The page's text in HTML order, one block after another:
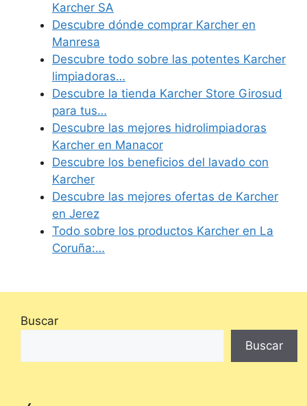
Karcher SA
Descubre dónde comprar Karcher en
Manresa
Descubre todo sobre las potentes Karcher
limpiadoras…
Descubre la tienda Karcher Store Girosud
para tus…
Descubre las mejores hidrolimpiadoras
Karcher en Manacor
Descubre los beneficios del lavado con
Karcher
Descubre las mejores ofertas de Karcher
en Jerez
Todo sobre los productos Karcher en La
Coruña:…
Buscar
Buscar